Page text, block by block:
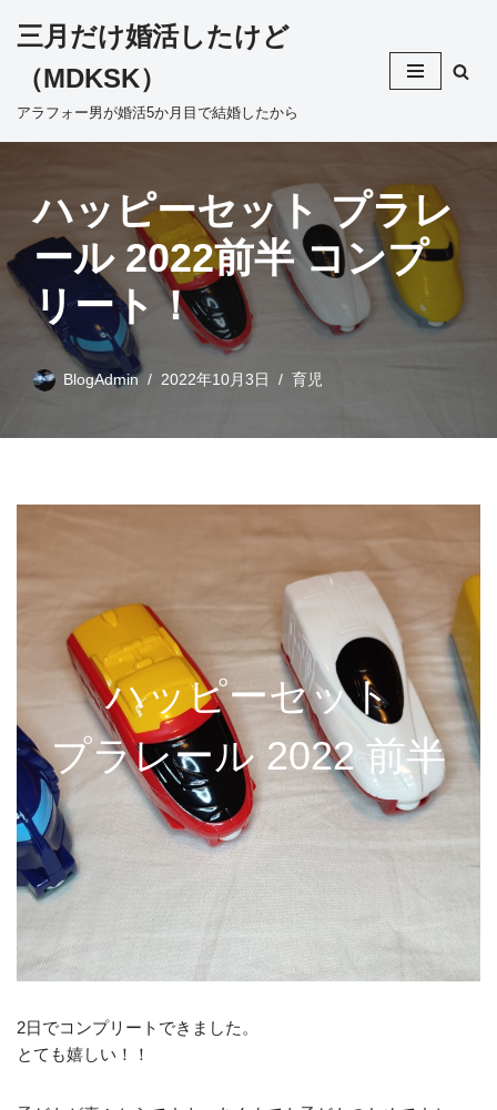
テ
ン
ス
キ
プ
三月だけ婚活したけど
（MDKSK）
アラフォー男が婚活5か月目で結婚したから
ハッピーセット プラレ
ール 2022前半 コンプ
リート！
BlogAdmin 2022年10月3日 育児
ハッピーセット
プラレール 2022 前半
2日でコンプリートできました。
とても嬉しい！！